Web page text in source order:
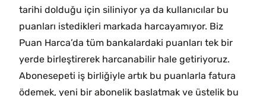
tarihi dolduğu için siliniyor ya da kullanıcılar bu
puanları istedikleri markada harcayamıyor. Biz
Puan Harca’da tüm bankalardaki puanları tek bir
yerde birleştirerek harcanabilir hale getiriyoruz.
Abonesepeti iş birliğiyle artık bu puanlarla fatura
ödemek, yeni bir abonelik başlatmak ve üstelik bu